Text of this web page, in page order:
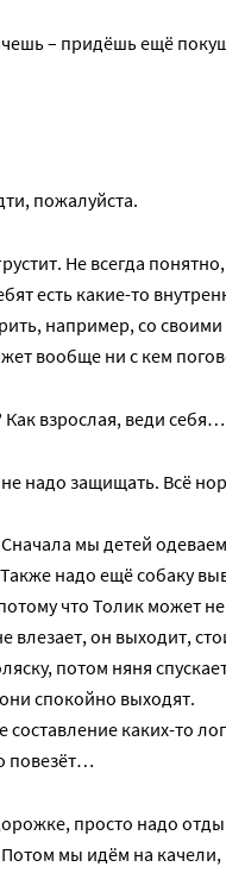
– придёшь ещё
пожалуйста.
Не всегда
есть какие-то
например, со
вообще ни с кем
взрослая, веди себя…
надо защищать. Всё
мы детей
надо ещё собаку
что Толик может
влезает, он выходит,
потом няня
спокойно выходят.
каких-то
повезёт…
просто надо
мы идём на качели,